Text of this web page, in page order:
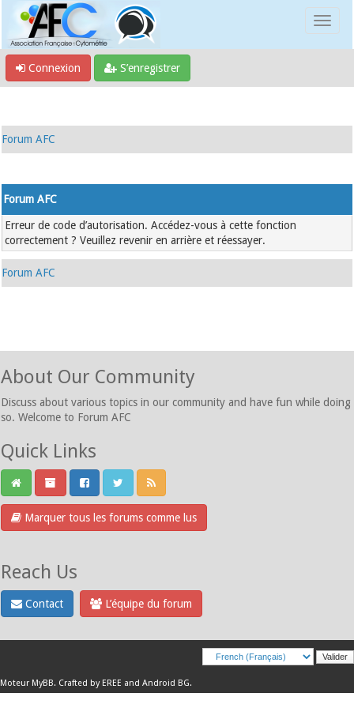
Connexion S’enregistrer
Forum AFC
Forum AFC
Erreur de code d’autorisation. Accédez-vous à cette fonction
correctement ? Veuillez revenir en arrière et réessayer.
Forum AFC
About Our Community
Discuss about various topics in our community and have fun while doing
so. Welcome to Forum AFC
Quick Links
Marquer tous les forums comme lus
Reach Us
Contact L’équipe du forum
Moteur MyBB. Crafted by EREE and Android BG.